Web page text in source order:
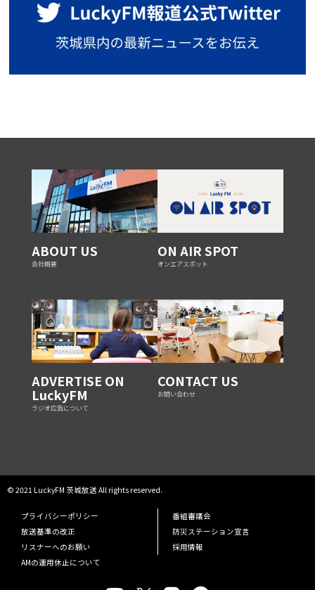
ABOUT US
会社概要
ON AIR SPOT
オンエアスポット
ADVERTISE ON
LuckyFM
ラジオ広告について
CONTACT US
お問い合わせ
© 2021 LuckyFM 茨城放送 All rights reserved.
プライバシーポリシー
番組審議会
放送基準の改正
防災ステーション宣言
リスナーへのお願い
採用情報
AMの運用休止について